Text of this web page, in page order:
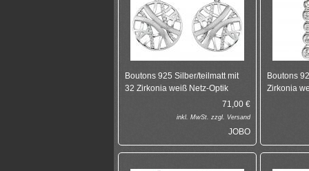
Boutons 925 Silber/teilmatt mit
32 Zirkonia weiß Netz-Optik
71,00 €
inkl. MwSt. zzgl. Versand
JOBO
Boutons
Zirkonia